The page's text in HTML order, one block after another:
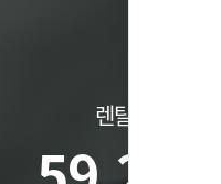
렌탈건수